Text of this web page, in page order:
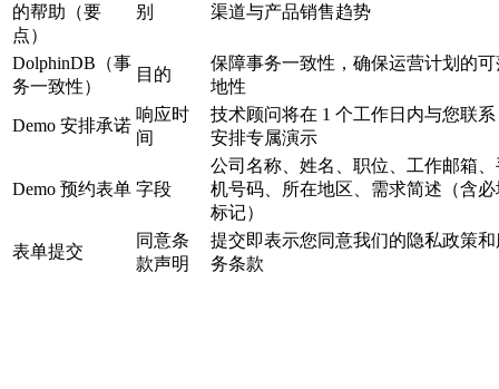
的帮助（要
点）
别
渠道与产品销售趋势
DolphinDB（事
务一致性）
目的
保障事务一致性，确保运营计划的可
地性
Demo 安排承诺
响应时
间
技术顾问将在 1 个工作日内与您联系
安排专属演示
Demo 预约表单 字段
公司名称、姓名、职位、工作邮箱、
机号码、所在地区、需求简述（含必
标记）
表单提交
同意条
款声明
提交即表示您同意我们的隐私政策和
务条款